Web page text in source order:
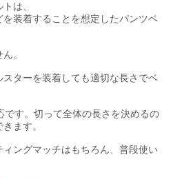
は、
装着することを想定したパンツベ
。
ターを装着しても適切な長さでベ
す。切って全体の長さを決めるの
ます。
ングマッチはもちろん、普段使い